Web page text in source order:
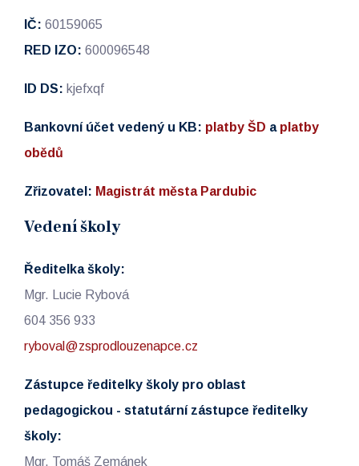
IČ: 60159065
RED IZO: 600096548
ID DS: kjefxqf
Bankovní účet vedený u KB: platby ŠD a platby
obědů
Zřizovatel: Magistrát města Pardubic
Vedení školy
Ředitelka školy:
Mgr. Lucie Rybová
604 356 933
ryboval@zsprodlouzenapce.cz
Zástupce ředitelky školy pro oblast
pedagogickou - statutární zástupce ředitelky
školy:
Mgr. Tomáš Zemánek